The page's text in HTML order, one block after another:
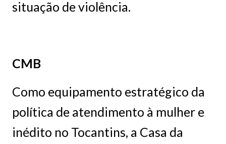
situação de violência.
CMB
Como equipamento estratégico da
política de atendimento à mulher e
inédito no Tocantins, a Casa da